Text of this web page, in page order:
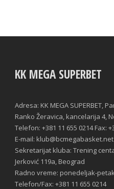
KK MEGA SUPERBET
Adresa: KK MEGA SUPERBET,
Ranko Žeravica, kancelarija 4,
Telefon: +381 11 655 0214 Fax:
E-mail: klub@bcmegabasket.net
Sekretarijat kluba: Trening
Jerković 119a, Beograd
Radno vreme: ponedeljak-
Telefon/Fax: +381 11 655 0214